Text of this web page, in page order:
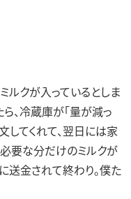
ルクが入っているとしま
、冷蔵庫が「量が減っ
してくれて、翌日には家
要な分だけのミルクが
送金されて終わり。僕た